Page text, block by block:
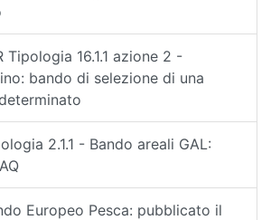
Tipologia 16.1.1 azione 2 -
bando di selezione di una
2.1.1 - Bando areali GAL:
Europeo Pesca: pubblicato il